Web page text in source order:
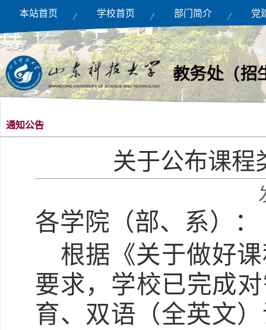
本站首页 学校首页 部门简介 党
通知公告
关于公布课程
各学院（部、系）
：
根据《关于做好
要求，学校已完成对
育、双语（全英文